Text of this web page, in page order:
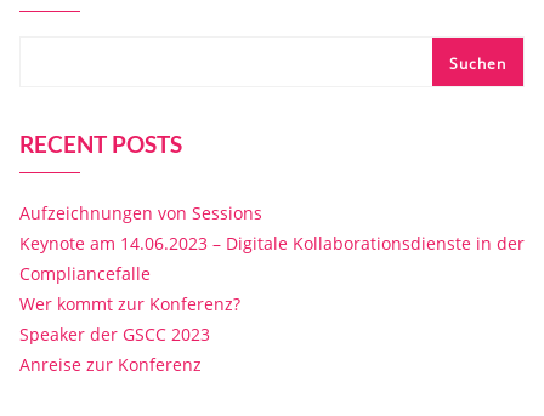
Suchen
RECENT POSTS
Aufzeichnungen von Sessions
Keynote am 14.06.2023 – Digitale Kollaborationsdienste in der
Compliancefalle
Wer kommt zur Konferenz?
Speaker der GSCC 2023
Anreise zur Konferenz